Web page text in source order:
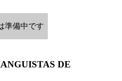
準備中です
DE